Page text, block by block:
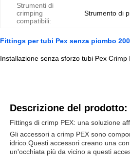
Strumenti di
crimping
compatibili:
Strumento di
Fittings per tubi Pex senza piombo
Installazione senza sforzo tubi Pex
Descrizione del prodotto:
Fittings di crimp PEX: una soluzione
Gli accessori a crimp PEX sono
idrico.Questi accessori creano una
un'occhiata più da vicino a questi